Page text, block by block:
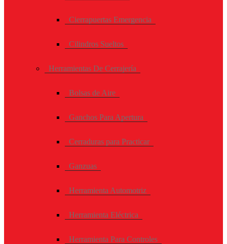
Cierrapuertas Emergencia
Cilindros Sueltos
Herramientas De Cerrajería
Bolsas de Aire
Ganchos Para Apertura
Cerraduras para Practicar
Ganzuas
Herramienta Automotriz
Herramienta Eléctrica
Herramienta Para Controles